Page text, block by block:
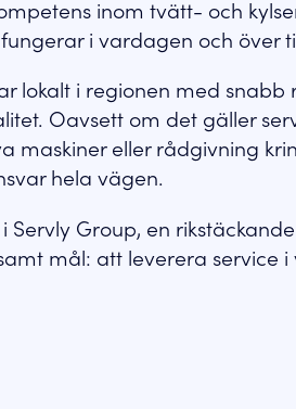
inom tvätt- och
i vardagen och över
lokalt i regionen med snabb
Oavsett om det gäller
maskiner eller rådgivning
hela vägen.
Group, en rikstäckande
mål: att leverera service i